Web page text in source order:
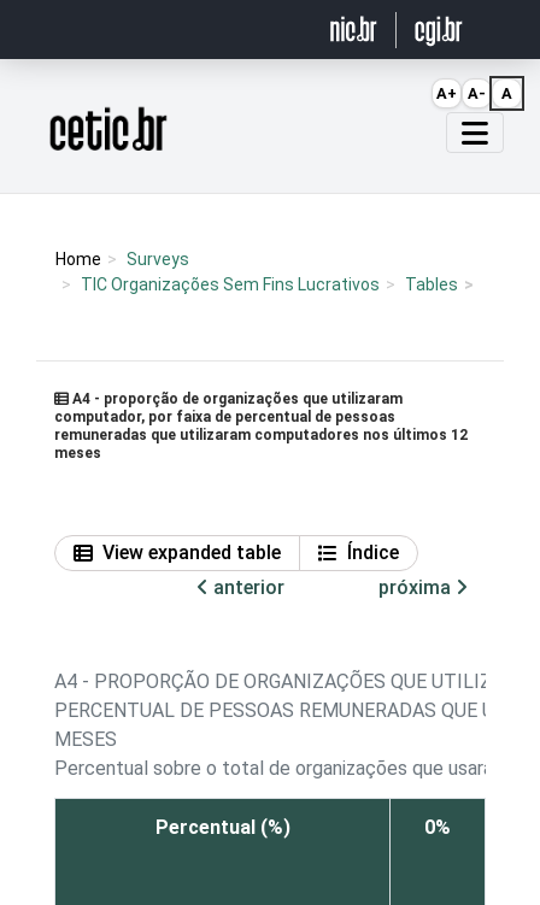
Página inicial
Home
Surveys
TIC Organizações Sem Fins Lucrativos
Tables
A4 - proporção de organizações que utilizaram
computador, por faixa de percentual de pessoas
remuneradas que utilizaram computadores nos últimos 12
meses
View expanded table
Índice
anterior
próxima
A4 - PROPORÇÃO DE ORGANIZAÇÕES QUE
PERCENTUAL DE PESSOAS REMUNERADAS QUE
MESES
Percentual sobre o total de organizações que usaram
Percentual (%) 0%
A+ A- A